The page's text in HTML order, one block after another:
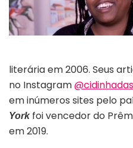
literária em 2006. Seus
no Instagram
em inúmeros sites pelo
York foi vencedor do
em 2019.